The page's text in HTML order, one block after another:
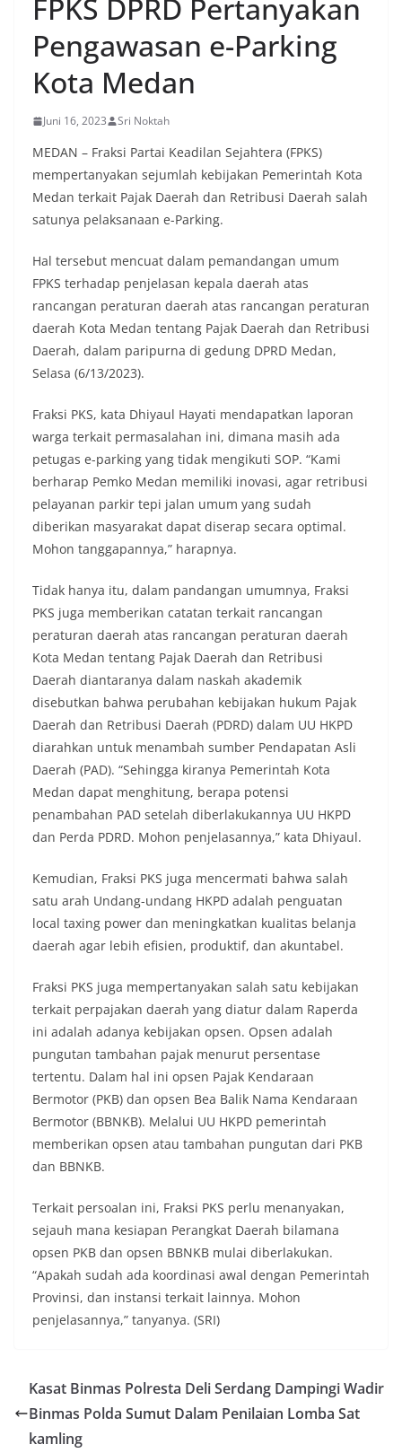
FPKS DPRD Pertanyakan
Pengawasan e-Parking
Kota Medan
Juni 16, 2023 Sri Noktah
MEDAN – Fraksi Partai Keadilan Sejahtera (FPKS)
mempertanyakan sejumlah kebijakan Pemerintah Kota
Medan terkait Pajak Daerah dan Retribusi Daerah salah
satunya pelaksanaan e-Parking.
Hal tersebut mencuat dalam pemandangan umum
FPKS terhadap penjelasan kepala daerah atas
rancangan peraturan daerah atas rancangan peraturan
daerah Kota Medan tentang Pajak Daerah dan Retribusi
Daerah, dalam paripurna di gedung DPRD Medan,
Selasa (6/13/2023).
Fraksi PKS, kata Dhiyaul Hayati mendapatkan laporan
warga terkait permasalahan ini, dimana masih ada
petugas e-parking yang tidak mengikuti SOP. “Kami
berharap Pemko Medan memiliki inovasi, agar retribusi
pelayanan parkir tepi jalan umum yang sudah
diberikan masyarakat dapat diserap secara optimal.
Mohon tanggapannya,” harapnya.
Tidak hanya itu, dalam pandangan umumnya, Fraksi
PKS juga memberikan catatan terkait rancangan
peraturan daerah atas rancangan peraturan daerah
Kota Medan tentang Pajak Daerah dan Retribusi
Daerah diantaranya dalam naskah akademik
disebutkan bahwa perubahan kebijakan hukum Pajak
Daerah dan Retribusi Daerah (PDRD) dalam UU HKPD
diarahkan untuk menambah sumber Pendapatan Asli
Daerah (PAD). “Sehingga kiranya Pemerintah Kota
Medan dapat menghitung, berapa potensi
penambahan PAD setelah diberlakukannya UU HKPD
dan Perda PDRD. Mohon penjelasannya,” kata Dhiyaul.
Kemudian, Fraksi PKS juga mencermati bahwa salah
satu arah Undang-undang HKPD adalah penguatan
local taxing power dan meningkatkan kualitas belanja
daerah agar lebih efisien, produktif, dan akuntabel.
Fraksi PKS juga mempertanyakan salah satu kebijakan
terkait perpajakan daerah yang diatur dalam Raperda
ini adalah adanya kebijakan opsen. Opsen adalah
pungutan tambahan pajak menurut persentase
tertentu. Dalam hal ini opsen Pajak Kendaraan
Bermotor (PKB) dan opsen Bea Balik Nama Kendaraan
Bermotor (BBNKB). Melalui UU HKPD pemerintah
memberikan opsen atau tambahan pungutan dari PKB
dan BBNKB.
Terkait persoalan ini, Fraksi PKS perlu menanyakan,
sejauh mana kesiapan Perangkat Daerah bilamana
opsen PKB dan opsen BBNKB mulai diberlakukan.
“Apakah sudah ada koordinasi awal dengan Pemerintah
Provinsi, dan instansi terkait lainnya. Mohon
penjelasannya,” tanyanya. (SRI)
Kasat Binmas Polresta Deli Serdang Dampingi Wadir
Binmas Polda Sumut Dalam Penilaian Lomba Sat
kamling